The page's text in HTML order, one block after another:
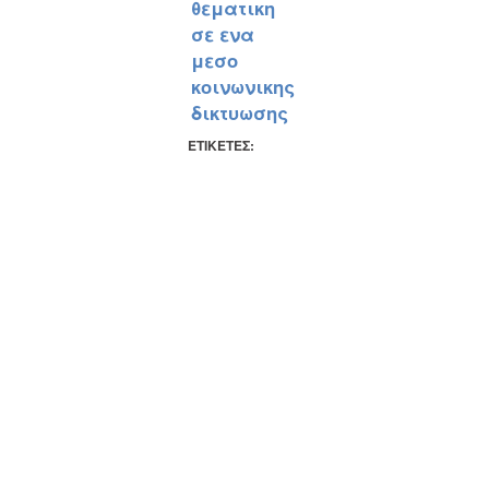
θεματικη
σε ενα
μεσο
κοινωνικης
δικτυωσης
ΕΤΙΚΕΤΕΣ: